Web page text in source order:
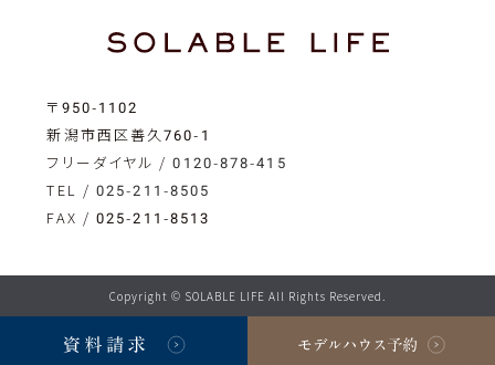
〒950-1102
新潟市西区善久760-1
フリーダイヤル /0120-878-415
TEL /025-211-8505
FAX / 025-211-8513
Copyright © SOLABLE LIFE All Rights Reserved.